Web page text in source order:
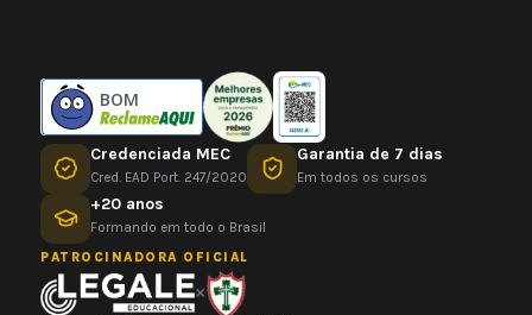
BOM
Credenciada MEC
Cred. EAD Port. 247/2020
Garantia de 7 dias
Em todos os cursos
+20 anos
Formando em todo o Brasil
PATROCINADORA OFICIAL
×